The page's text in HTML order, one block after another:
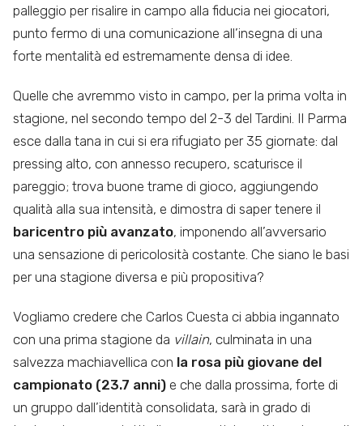
palleggio per risalire in campo alla fiducia nei giocatori,
punto fermo di una comunicazione all’insegna di una
forte mentalità ed estremamente densa di idee.
Quelle che avremmo visto in campo, per la prima volta in
stagione, nel secondo tempo del 2-3 del Tardini. Il Parma
esce dalla tana in cui si era rifugiato per 35 giornate: dal
pressing alto, con annesso recupero, scaturisce il
pareggio; trova buone trame di gioco, aggiungendo
qualità alla sua intensità, e dimostra di saper tenere il
baricentro più avanzato, imponendo all’avversario
una sensazione di pericolosità costante. Che siano le basi
per una stagione diversa e più propositiva?
Vogliamo credere che Carlos Cuesta ci abbia ingannato
con una prima stagione da villain, culminata in una
salvezza machiavellica con la rosa più giovane del
campionato (23.7 anni) e che dalla prossima, forte di
un gruppo dall’identità consolidata, sarà in grado di